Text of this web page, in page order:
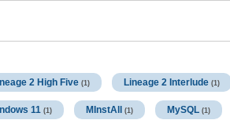
б
и
2 High Five (1) Lineage 2 Interlude (1)
11 (1) MInstAll (1) MySQL (1)